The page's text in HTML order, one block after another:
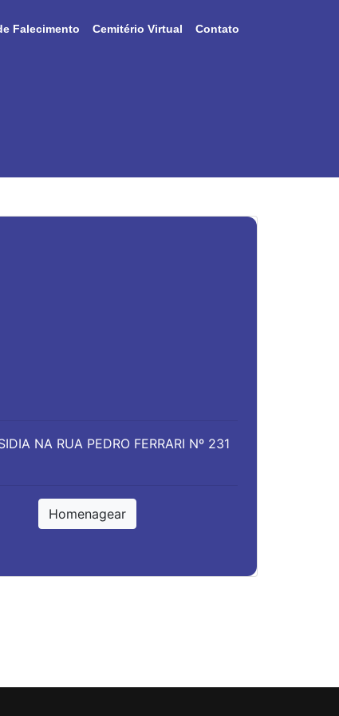
Falecimento Cemitério Virtual Contato
NA RUA PEDRO FERRARI Nº 231
Homenagear